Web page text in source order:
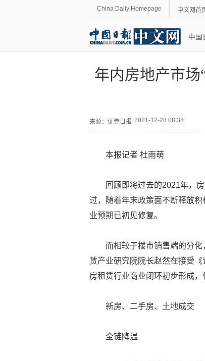
China Daily Homepage 中文网首
中国
年内房地产市场
来源： 证券日报 2021-12-28 08:38
本报记者 杜雨萌
回顾即将过去的2021年，
过，随着年末政策面不断释放
业预期已初见修复。
而相较于楼市销售端的分
赁产业研究院院长赵然在接受
房租赁行业商业闭环初步形成，
新房、二手房、土地成交
全链降温